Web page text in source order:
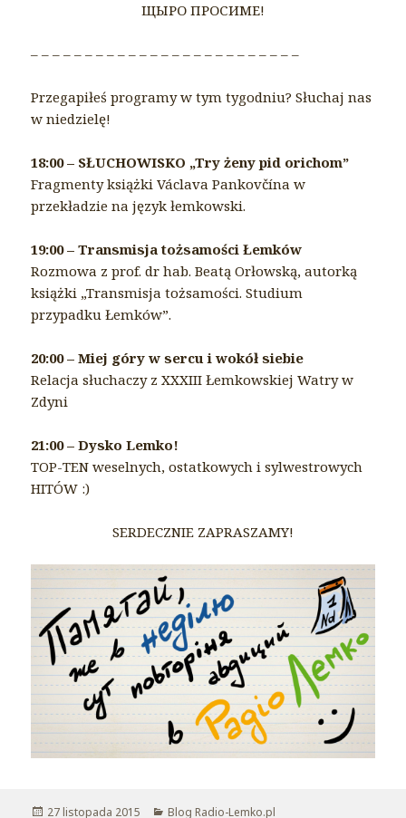
ЩЫРО ПРОСИМЕ!
– – – – – – – – – – – – – – – – – – – – – – – – –
Przegapiłeś programy w tym tygodniu? Słuchaj nas
w niedzielę!
18:00 – SŁUCHOWISKO „Try żeny pid orichom”
Fragmenty książki Václava Pankovčína w
przekładzie na język łemkowski.
19:00 – Transmisja tożsamości Łemków
Rozmowa z prof. dr hab. Beatą Orłowską, autorką
książki „Transmisja tożsamości. Studium
przypadku Łemków”.
20:00 – Miej góry w sercu i wokół siebie
Relacja słuchaczy z XXXIII Łemkowskiej Watry w
Zdyni
21:00 – Dysko Lemko!
TOP-TEN weselnych, ostatkowych i sylwestrowych
HITÓW :)
SERDECZNIE ZAPRASZAMY!
Opublikowano
27 listopada 2015 Kategorie
Blog Radio-Lemko.pl